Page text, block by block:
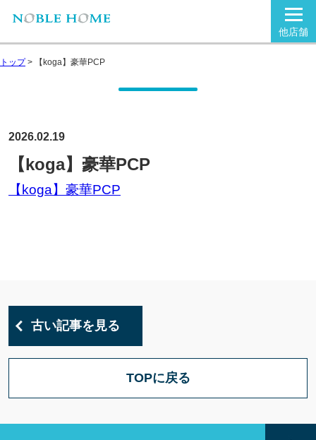
他店舗
トップ> 【koga】豪華PCP
2026.02.19
【koga】豪華PCP
【koga】豪華PCP
古い記事を見る
TOPに戻る